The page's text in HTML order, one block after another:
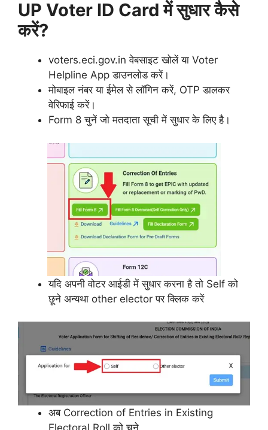
UP Voter ID Card में सुधार कैसे
करें?
voters.eci.gov.in वेबसाइट खोलें या Voter
Helpline App डाउनलोड करें।
मोबाइल नंबर या ईमेल से लॉगिन करें, OTP डालकर
वेरिफाई करें।
Form 8 चुनें जो मतदाता सूची में सुधार के लिए है।
यदि अपनी वोटर आईडी में सुधार करना है तो Self को
छूने अन्यथा other elector पर क्लिक करें
अब Correction of Entries in Existing